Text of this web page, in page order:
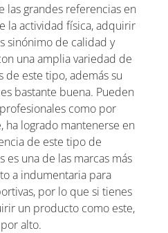
las grandes referencias en
la actividad física, adquirir
sinónimo de calidad y
una amplia variedad de
este tipo, además su
bastante buena. Pueden
como por
logrado mantenerse en
de este tipo de
es una de las marcas más
a indumentaria para
por lo que si tienes
un producto como este,
alto.